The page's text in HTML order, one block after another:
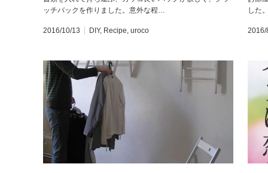
ッチバックを作りました。意外な程…
2016/10/13 DIY, Recipe, uroco
した
2016/